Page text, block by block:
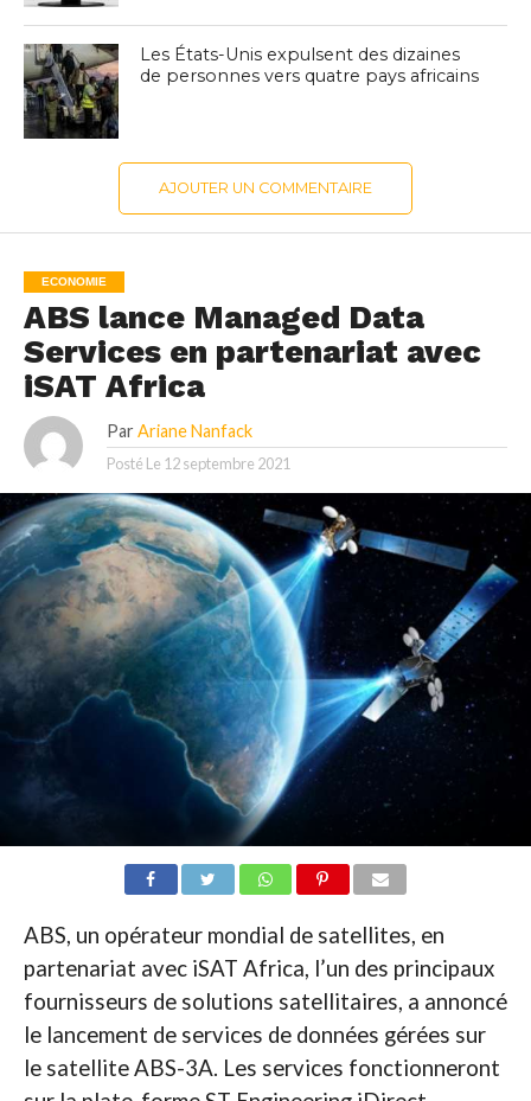
Les États-Unis expulsent des dizaines
de personnes vers quatre pays africains
AJOUTER UN COMMENTAIRE
ECONOMIE
ABS lance Managed Data
Services en partenariat avec
iSAT Africa
Par Ariane Nanfack
Posté Le 12 septembre 2021
ABS, un opérateur mondial de satellites, en
partenariat avec iSAT Africa, l’un des principaux
fournisseurs de solutions satellitaires, a annoncé
le lancement de services de données gérées sur
le satellite ABS-3A. Les services fonctionneront